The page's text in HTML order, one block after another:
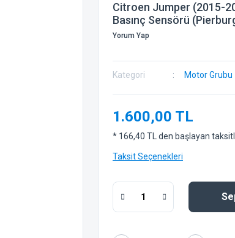
Citroen Jumper (2015-
Basınç Sensörü
Yorum Yap
Kategori Motor Grubu
1.600,00 TL
* 166,40 TL den başlayan
Taksit Seçenekleri